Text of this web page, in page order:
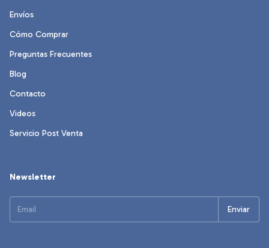
Envíos
Cómo Comprar
Preguntas Frecuentes
Blog
Contacto
Videos
Servicio Post Venta
Newsletter